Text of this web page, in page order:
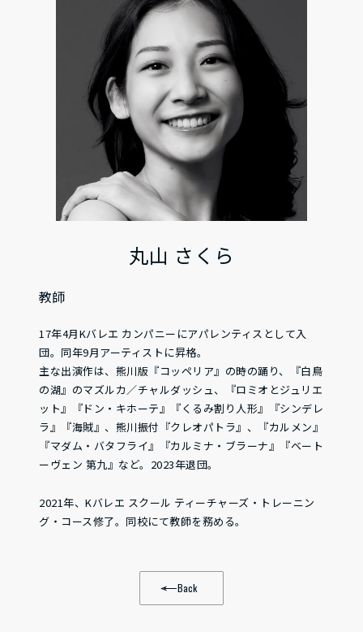
丸山 さくら
教師
17年4月Kバレエ カンパニーにアパレンティスとして入
団。同年9月アーティストに昇格。
主な出演作は、熊川版『コッペリア』の時の踊り、『白鳥
の湖』のマズルカ／チャルダッシュ、『ロミオとジュリエ
ット』『ドン・キホーテ』『くるみ割り人形』『シンデレ
ラ』『海賊』、熊川振付『クレオパトラ』、『カルメン』
『マダム・バタフライ』『カルミナ・ブラーナ』『ベート
ーヴェン 第九』など。2023年退団。
2021年、Kバレエ スクール ティーチャーズ・トレーニン
グ・コース修了。同校にて教師を務める。
Back